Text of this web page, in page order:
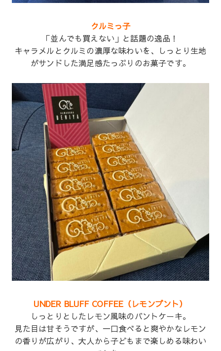
クルミっ子
「並んでも買えない」と話題の逸品！
キャラメルとクルミの濃厚な味わいを、しっとり生地
がサンドした満足感たっぷりのお菓子です。
UNDER BLUFF COFFEE（レモンブント）
しっとりとしたレモン風味のバントケーキ。
見た目は甘そうですが、一口食べると爽やかなレモン
の香りが広がり、大人から子どもまで楽しめる味わい